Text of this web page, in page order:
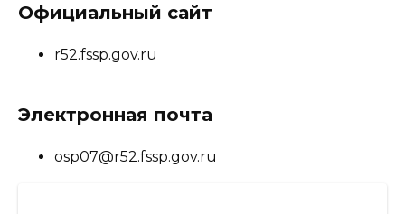
Официальный сайт
r52.fssp.gov.ru
Электронная почта
osp07@r52.fssp.gov.ru